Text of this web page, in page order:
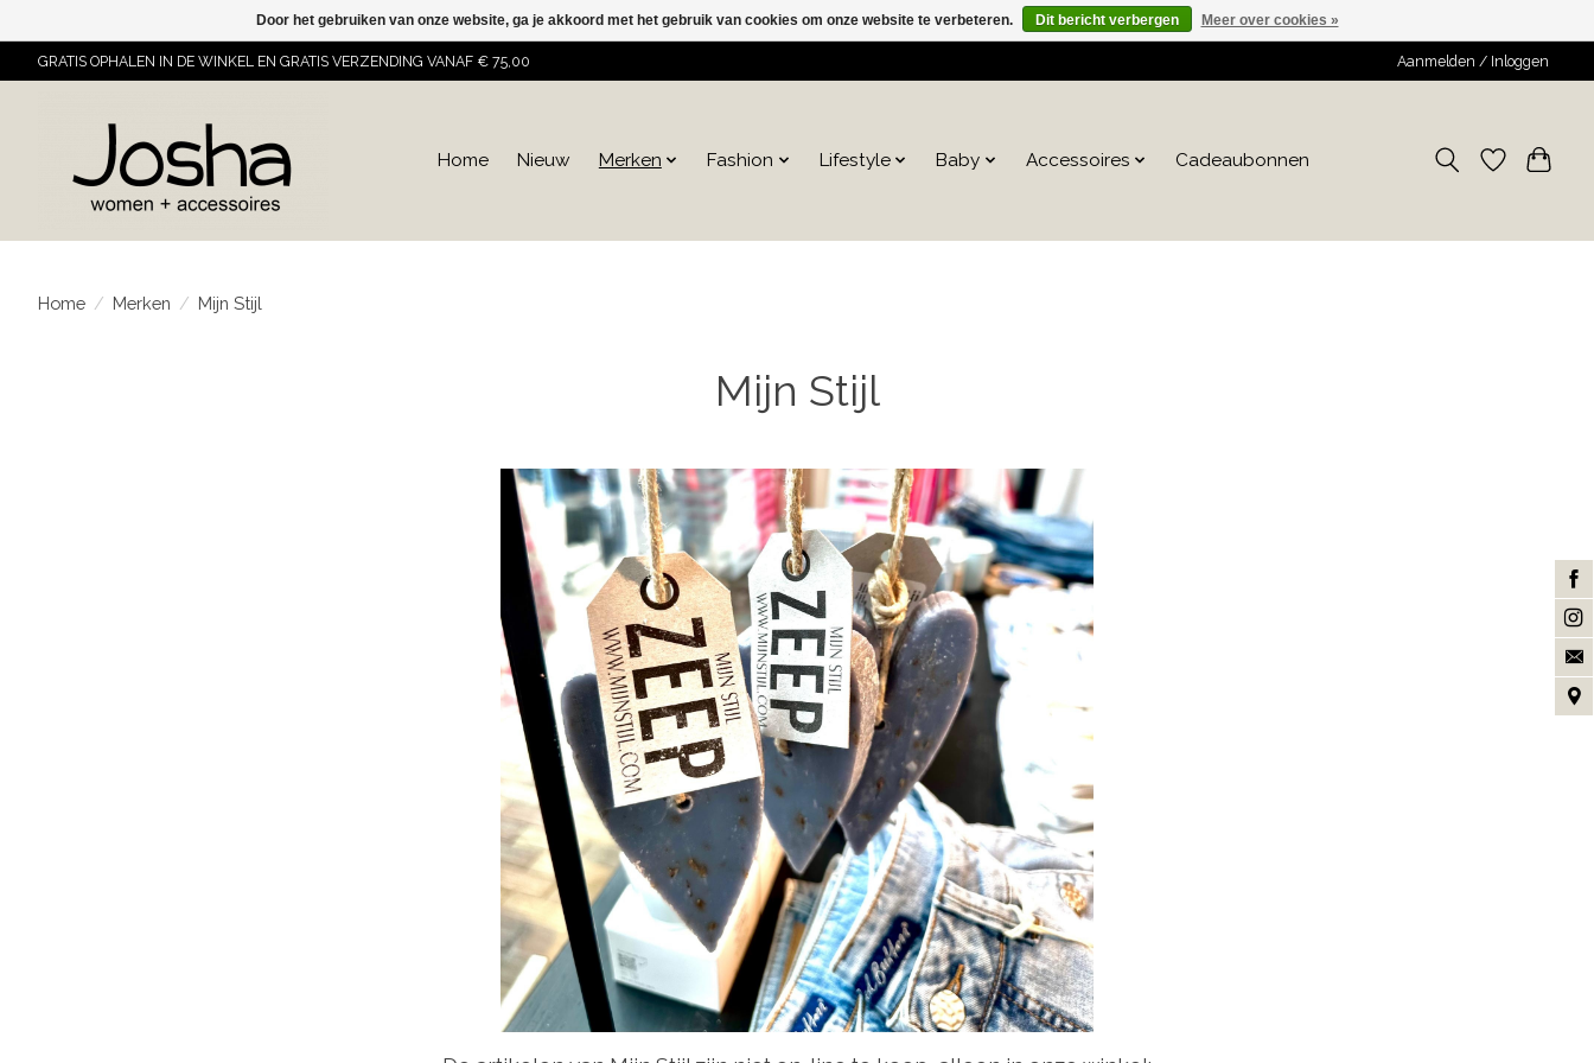
GRATIS OPHALEN IN DE WINKEL EN GRATIS VERZENDING VANAF € 75,00 Aanmelden / Inloggen
Home Nieuw Merken Fashion Lifestyle Baby Accessoires Cadeaubonnen
Home / Merken / Mijn Stijl
Mijn Stijl
Door het gebruiken van onze website, ga je akkoord met het gebruik van cookies om onze website te verbeteren. Dit bericht verbergen Meer over cookies »